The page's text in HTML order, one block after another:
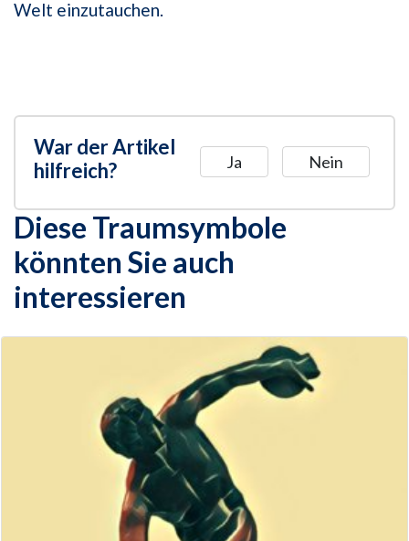
Welt einzutauchen.
War der Artikel
hilfreich?
Ja Nein
Diese Traumsymbole
könnten Sie auch
interessieren